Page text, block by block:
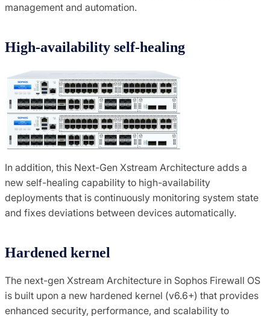
management and automation.
High-availability self-healing
In addition, this Next-Gen Xstream Architecture adds a
new self-healing capability to high-availability
deployments that is continuously monitoring system state
and fixes deviations between devices automatically.
Hardened kernel
The next-gen Xstream Architecture in Sophos Firewall OS
is built upon a new hardened kernel (v6.6+) that provides
enhanced security, performance, and scalability to